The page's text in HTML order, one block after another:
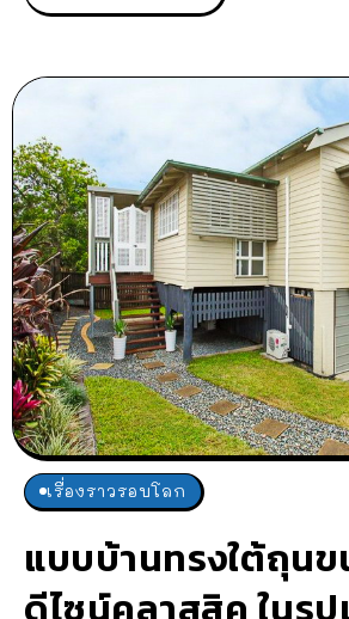
เรื่องราวรอบโลก
แบบบ้านทรงใต้ถุนข